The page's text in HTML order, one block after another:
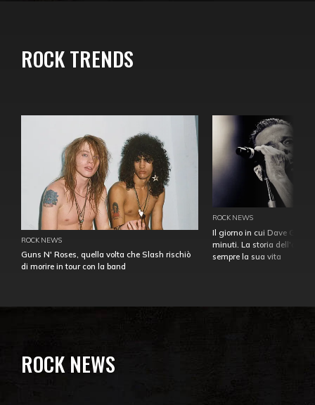
ROCK TRENDS
ROCK NEWS
Guns N' Roses, quella volta che Slash rischiò
di morire in tour con la band
ROCK NEWS
Il giorno in cui Dave
minuti. La storia
sempre la sua vita
ROCK NEWS